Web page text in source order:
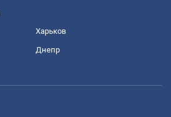
Харьков
Днепр